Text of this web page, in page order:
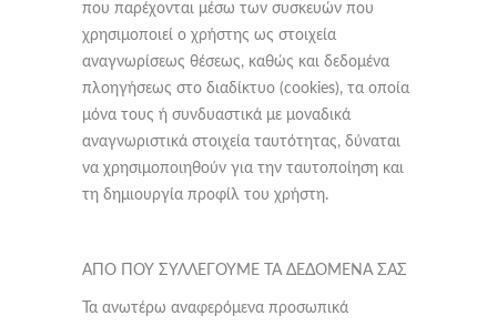
που παρέχονται μέσω των συσκευών που
χρησιμοποιεί ο χρήστης ως στοιχεία
αναγνωρίσεως θέσεως, καθώς και δεδομένα
πλοηγήσεως στο διαδίκτυο (cookies), τα οποία
μόνα τους ή συνδυαστικά με μοναδικά
αναγνωριστικά στοιχεία ταυτότητας, δύναται
να χρησιμοποιηθούν για την ταυτοποίηση και
τη δημιουργία προφίλ του χρήστη.
ΑΠΟ ΠΟΥ ΣΥΛΛΕΓΟΥΜΕ ΤΑ ΔΕΔΟΜΕΝΑ ΣΑΣ
Τα ανωτέρω αναφερόμενα προσωπικά